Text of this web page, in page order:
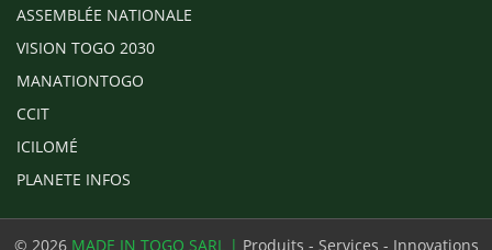
ASSEMBLÉE NATIONALE
VISION TOGO 2030
MANATIONTOGO
CCIT
ICILOMÉ
PLANETE INFOS
© 2026 MADE IN TOGO SARL | Produits - Services - Innovations